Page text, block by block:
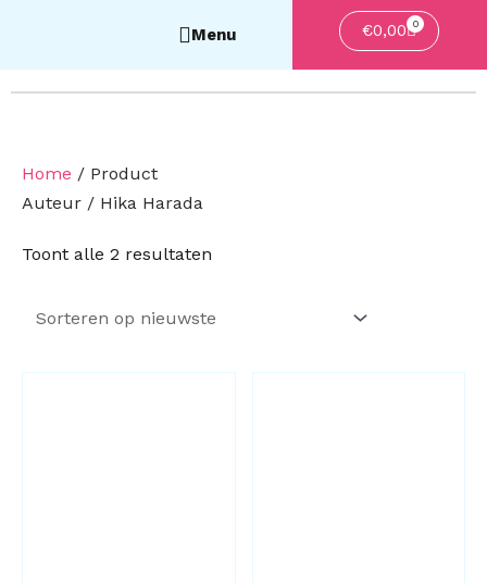
€0,00 0
Home / Product
Auteur / Hika Harada
Toont alle 2 resultaten
nieuwste